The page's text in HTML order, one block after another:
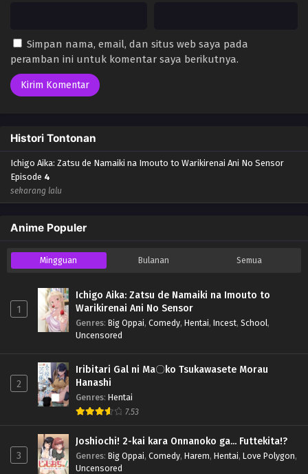
Simpan nama, email, dan situs web saya pada
peramban ini untuk komentar saya berikutnya.
Histori Tontonan
Ichigo Aika: Zatsu de Namaiki na Imouto to Warikirenai Ani No Sensor
Episode 4
sekarang lalu
Anime Populer
Mingguan Bulanan Semua
1
Ichigo Aika: Zatsu de Namaiki na Imouto to
Warikirenai Ani No Sensor
Genres: Big Oppai, Comedy, Hentai, Incest, School,
Uncensored
2
Iribitari Gal ni Ma〇ko Tsukawasete Morau
Hanashi
Genres: Hentai
7.53
3
Joshiochi! 2-kai kara Onnanoko ga... Futtekita!?
Genres: Big Oppai, Comedy, Harem, Hentai, Love Polygon,
Uncensored